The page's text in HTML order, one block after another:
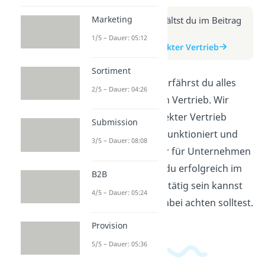
Weitere Infos erhältst du im Beitrag
zum Video
zum Beitrag: Direkter Vertrieb
In diesem Video erfährst du alles
über den direkten Vertrieb. Wir
erklären, was direkter Vertrieb
bedeutet, wie er funktioniert und
welche Vorteile er für Unternehmen
hat. Erfahre, wie du erfolgreich im
direkten Vertrieb tätig sein kannst
und worauf du dabei achten solltest.
Marketing
1/5 – Dauer: 05:12
Sortiment
2/5 – Dauer: 04:26
Submission
3/5 – Dauer: 08:08
B2B
4/5 – Dauer: 05:24
Provision
5/5 – Dauer: 05:36